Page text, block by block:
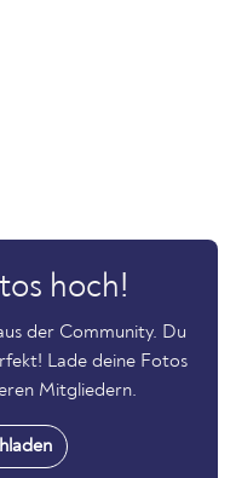
hoch!
der Community. Du
Lade deine Fotos
Mitgliedern.